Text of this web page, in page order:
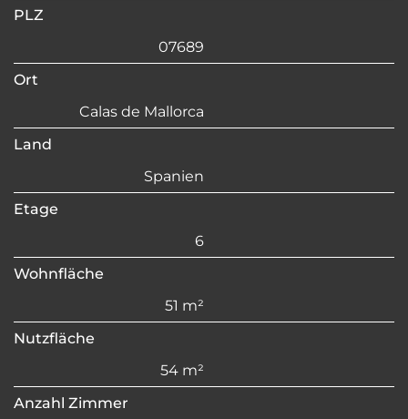
PLZ
07689
Ort
Calas de Mallorca
Land
Spanien
Etage
6
Wohnfläche
51 m²
Nutzfläche
54 m²
Anzahl Zimmer